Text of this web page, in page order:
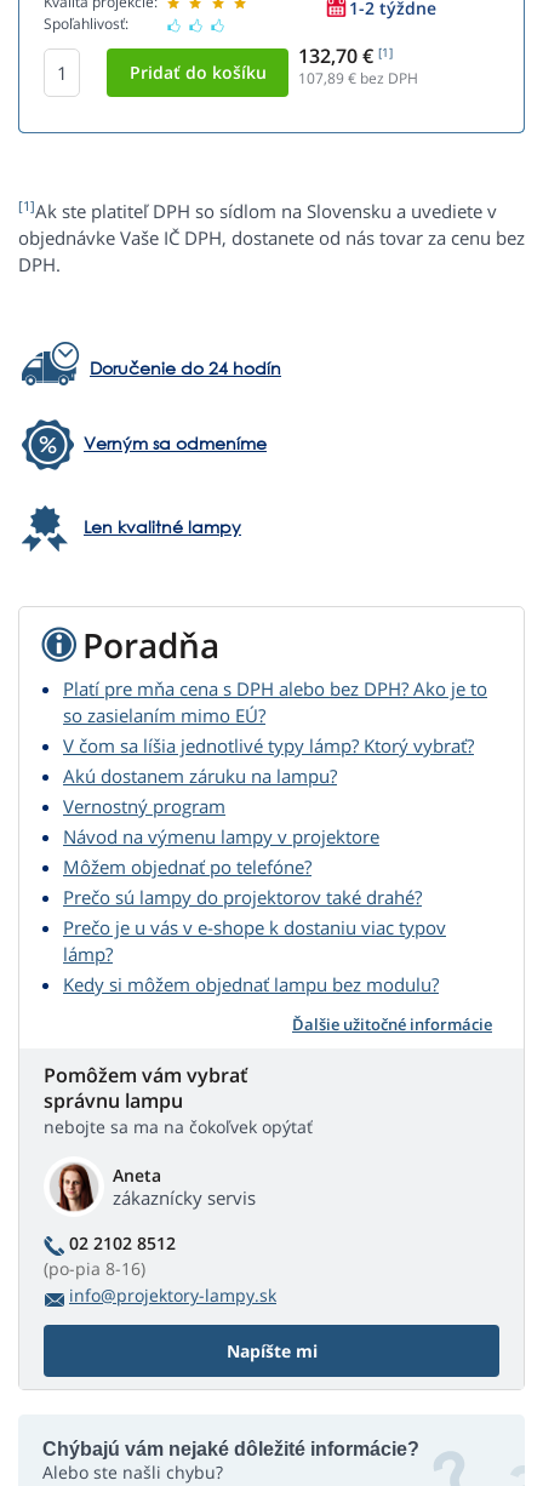
Spoľahlivosť:
1-2 týždne
132,70 € [1]
107,89€ bez DPH
[1]Ak ste platiteľ DPH so sídlom na Slovensku a uvediete v
objednávke Vaše IČ DPH, dostanete od nás tovar za cenu bez
DPH.
Doručenie do 24 hodín
Verným sa odmeníme
Len kvalitné lampy
Poradňa
Platí pre mňa cena s DPH alebo bez DPH? Ako je to
so zasielaním mimo EÚ?
V čom sa líšia jednotlivé typy lámp? Ktorý vybrať?
Akú dostanem záruku na lampu?
Vernostný program
Návod na výmenu lampy v projektore
Môžem objednať po telefóne?
Prečo sú lampy do projektorov také drahé?
Prečo je u vás v e-shope k dostaniu viac typov
lámp?
Kedy si môžem objednať lampu bez modulu?
Ďalšie užitočné informácie
Pomôžem vám vybrať
správnu lampu
nebojte sa ma na čokoľvek opýtať
Aneta
zákaznícky servis
02 2102 8512
(po-pia 8-16)
info@projektory-lampy.sk
Napíšte mi
Chýbajú vám nejaké dôležité informácie?
Alebo ste našli chybu?